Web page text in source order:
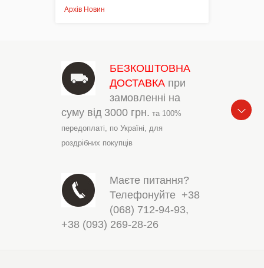
Архів Новин
БЕЗКОШТОВНА
ДОСТАВКА при
замовленні на
суму від 3000 грн. та 100%
передоплаті, по Україні, для
роздрібних покупців
Маєте питання?
Телефонуйте +38
(068) 712-94-93,
+38 (093) 269-28-26